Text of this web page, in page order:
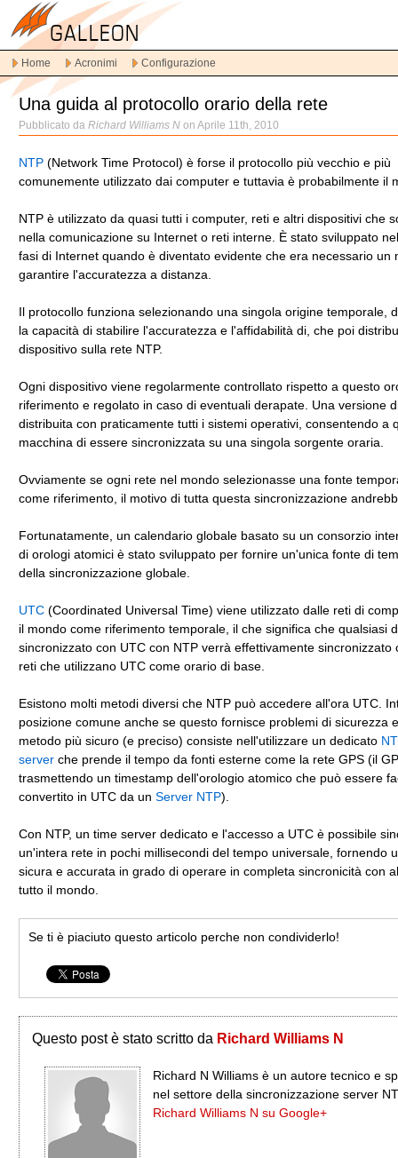
alla
navigazione
principale
Vai
contenuto
principale
secondario
Home Acronimi Configurazione
Una guida al protocollo orario della rete
Pubblicato da Richard Williams N on Aprile 11th, 2010
NTP (Network Time Protocol) è forse il protocollo più vecchio e più
comunemente utilizzato dai computer e tuttavia è probabilmente il
NTP è utilizzato da quasi tutti i computer, reti e altri dispositivi che
nella comunicazione su Internet o reti interne. È stato sviluppato
fasi di Internet quando è diventato evidente che era necessario un
garantire l'accuratezza a distanza.
Il protocollo funziona selezionando una singola origine temporale,
la capacità di stabilire l'accuratezza e l'affidabilità di, che poi
dispositivo sulla rete NTP.
Ogni dispositivo viene regolarmente controllato rispetto a questo
riferimento e regolato in caso di eventuali derapate. Una versione
distribuita con praticamente tutti i sistemi operativi, consentendo a
macchina di essere sincronizzata su una singola sorgente oraria.
Ovviamente se ogni rete nel mondo selezionasse una fonte
come riferimento, il motivo di tutta questa sincronizzazione
Fortunatamente, un calendario globale basato su un consorzio
di orologi atomici è stato sviluppato per fornire un'unica fonte di
della sincronizzazione globale.
UTC (Coordinated Universal Time) viene utilizzato dalle reti di
il mondo come riferimento temporale, il che significa che qualsiasi
sincronizzato con UTC con NTP verrà effettivamente sincronizzato
reti che utilizzano UTC come orario di base.
Esistono molti metodi diversi che NTP può accedere all'ora UTC.
posizione comune anche se questo fornisce problemi di sicurezza
metodo più sicuro (e preciso) consiste nell'utilizzare un dedicato
server che prende il tempo da fonti esterne come la rete GPS (il
trasmettendo un timestamp dell'orologio atomico che può essere
convertito in UTC da un Server NTP).
Con NTP, un time server dedicato e l'accesso a UTC è possibile
un'intera rete in pochi millisecondi del tempo universale, fornendo
sicura e accurata in grado di operare in completa sincronicità con
tutto il mondo.
Se ti è piaciuto questo articolo perche non condividerlo!
Questo post è stato scritto da Richard Williams N
Richard N Williams è un autore tecnico e
nel settore della sincronizzazione server
Richard Williams N su Google+